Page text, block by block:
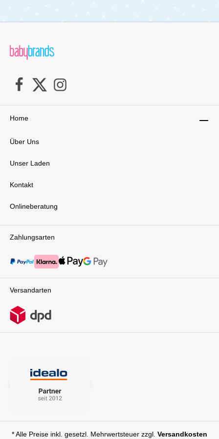
TEX Standard 100, ist die Matratze frei von
Bollerwagenmatratze Dr. Lübbe Premium 75x40 cm
Zahlungsarten
Versandarten
Home
Über Uns
Unser Laden
Kontakt
Onlineberatung
* Alle Preise inkl. gesetzl. Mehrwertsteuer zzgl. Versandkosten